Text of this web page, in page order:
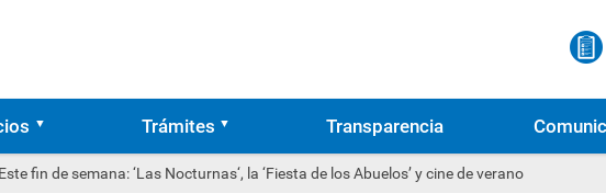
Trámites Transparencia
Este fin de semana: ‘Las Nocturnas‘, la ‘Fiesta de los Abuelos’ y cine de verano